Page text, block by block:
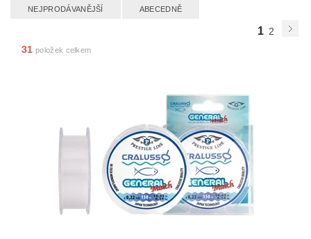
NEJPRODÁVANĚJŠÍ ABECEDNĚ
1 2
31 položek celkem